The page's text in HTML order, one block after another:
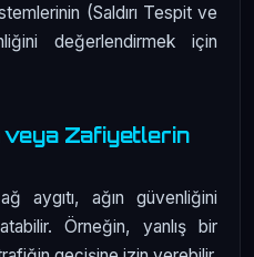
(Saldırı Tespit ve
değerlendirmek için
veya Zafiyetlerin
ağ aygıtı, ağın güvenliğini
Örneğin, yanlış bir